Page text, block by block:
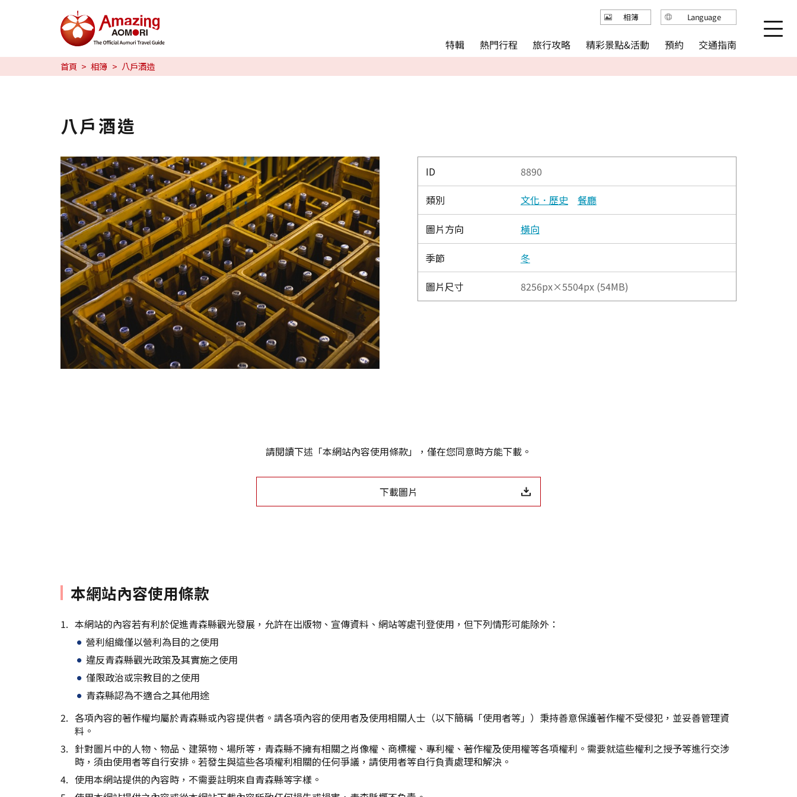
特輯
熱門行程
旅行攻略
精彩景點&活動
繁体中文
简体中文
한국어
首頁 相簿 八戶酒造
八戶酒造
ID 8890
類別 文化．歷史 餐廳
圖片方向 橫向
季節 冬
圖片尺寸 8256px×5504px (54MB)
請閱讀下述「本網站內容使用條款」，僅在您同意時方能下載。
下載圖片
本網站內容使用條款
本網站的內容若有利於促進青森縣觀光發展，允許在出版物、宣傳資料、網站等處刊登使用，但下列情形可能除外：
營利組織僅以營利為目的之使用
違反青森縣觀光政策及其實施之使用
僅限政治或宗教目的之使用
青森縣認為不適合之其他用途
各項內容的著作權均屬於青森縣或內容提供者。請各項內容的使用者及使用相關人士（以下簡稱「使用者等」）秉持善意保護著作權不受侵犯，並妥善管理資
料。
針對圖片中的人物、物品、建築物、場所等，青森縣不擁有相關之肖像權、商標權、專利權、著作權及使用權等各項權利。需要就這些權利之授予等進行交涉
時，須由使用者等自行安排。若發生與這些各項權利相關的任何爭議，請使用者等自行負責處理和解決。
使用本網站提供的內容時，不需要註明來自青森縣等字樣。
特輯 熱門行程 旅行攻略 精彩景點&活動 預約 交通指南
相簿 Language
English
简体中文